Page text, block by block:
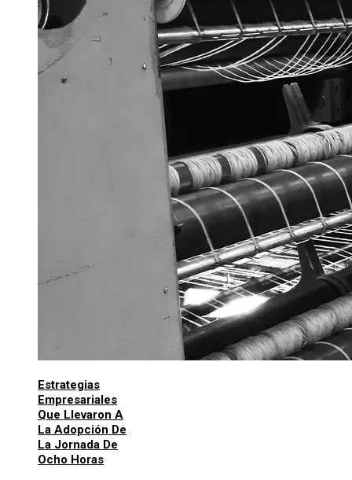
Estrategias
Empresariales
Que Llevaron A
La Adopción De
La Jornada De
Ocho Horas